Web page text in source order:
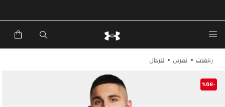
رياضات تمرين للرجال
-%68